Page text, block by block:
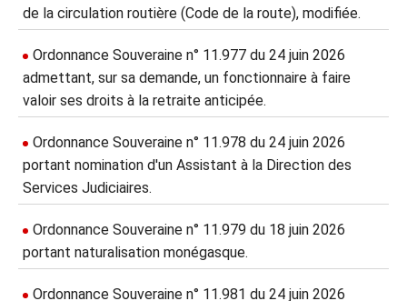
de la circulation routière (Code de la route), modifiée.
Ordonnance Souveraine n° 11.977 du 24 juin 2026
admettant, sur sa demande, un fonctionnaire à faire
valoir ses droits à la retraite anticipée.
Ordonnance Souveraine n° 11.978 du 24 juin 2026
portant nomination d'un Assistant à la Direction des
Services Judiciaires.
Ordonnance Souveraine n° 11.979 du 18 juin 2026
portant naturalisation monégasque.
Ordonnance Souveraine n° 11.981 du 24 juin 2026